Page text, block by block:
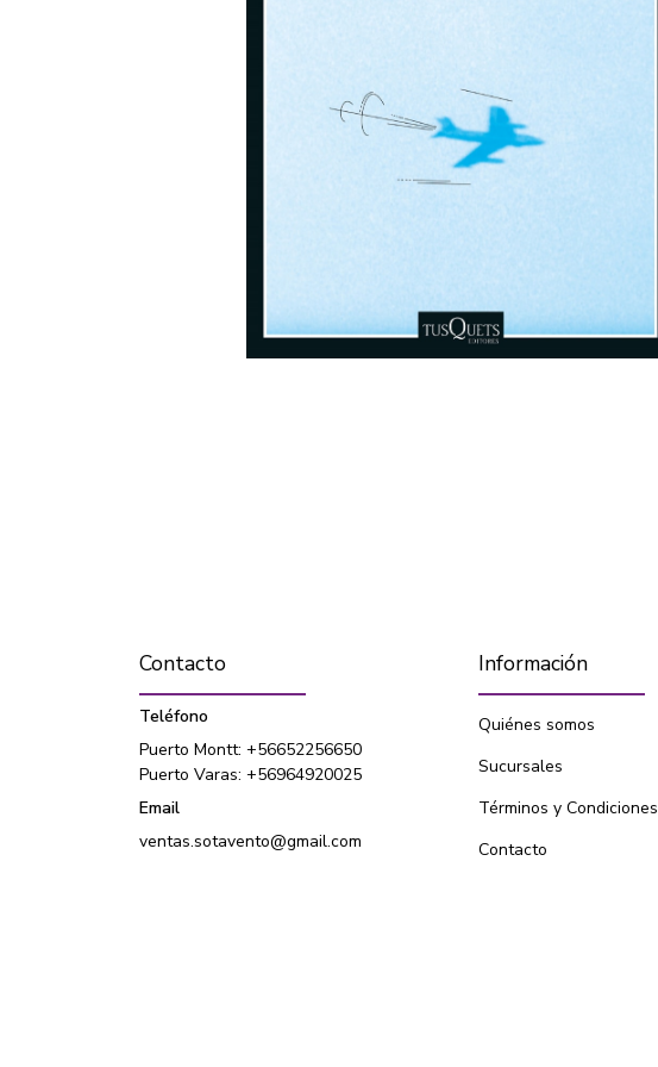
Contacto
Teléfono
Puerto Montt: +56652256650
Puerto Varas: +56964920025
Email
ventas.sotavento@gmail.com
Información
Quiénes somos
Sucursales
Términos y Condiciones
Contacto